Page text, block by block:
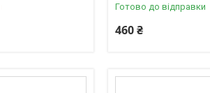
Готово до відправки
460 ₴